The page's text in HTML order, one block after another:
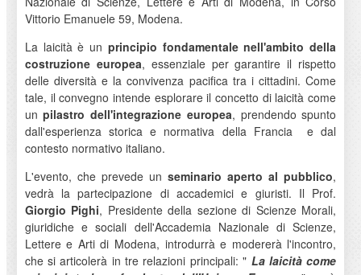
Vittorio Emanuele 59, Modena.
La laicità è un principio fondamentale nell'ambito della
costruzione europea, essenziale per garantire il rispetto
delle diversità e la convivenza pacifica tra i cittadini. Come
tale, il convegno intende esplorare il concetto di laicità come
unpilastro dell'integrazione europea, prendendo spunto
dall'esperienza storica e normativa della Francia e dal
contesto normativo italiano.
L'evento, che prevede unseminario aperto al pubblico,
vedrà la partecipazione di accademici e giuristi. Il Prof.
Giorgio Pighi, Presidente della sezione di Scienze Morali,
giuridiche e sociali dell'Accademia Nazionale di Scienze,
Lettere e Arti di Modena, introdurrà e modererà l'incontro,
che si articolerà in tre relazioni principali: " La laicità come